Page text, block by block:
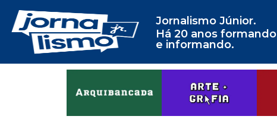
Jornalismo Júnior.
Há 20 anos formando
e informando.